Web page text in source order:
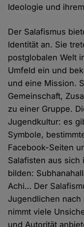
Ideologie und
Der Salafismus
Identität an. Sie
postglobalen Welt
Umfeld ein und
und eine Mission.
Gemeinschaft,
zu einer Gruppe.
Jugendkultur: es
Symbole,
Facebook-Seiten
Salafisten aus sich
bilden:
Achi… Der
Jugendlichen nach
nimmt viele
und Autorität